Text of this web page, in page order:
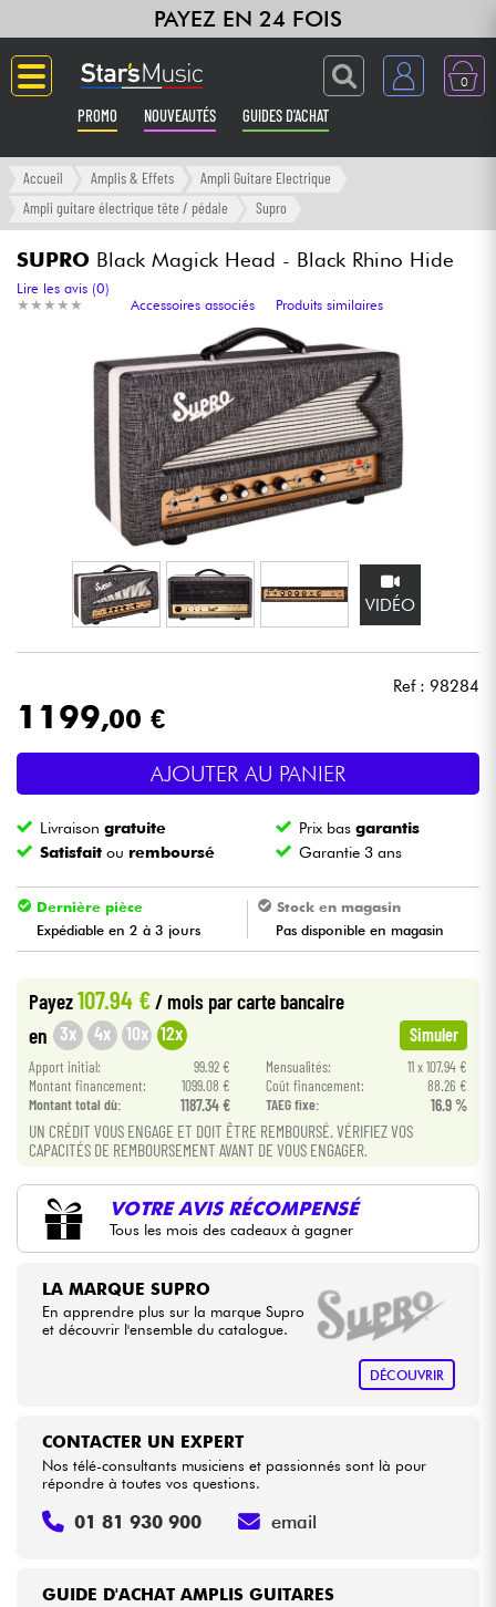
PAYEZ EN 24 FOIS
0
PROMO NOUVEAUTÉS GUIDES D'ACHAT
Langue
Amplis & Effets
Synthés & Sampleurs
Home Studio
Casques
Micros & HF
Eclairage
Violons & Quatuor
Eveil Musical
Câbles & Access.
HiFi
Packs
Voir nos marques
Accueil Amplis & Effets
Ampli Guitare Electrique
Ampli guitare électrique tête / pédale
Supro
SUPRO Black Magick Head - Black Rhino Hide
★ ★ ★ ★ ★
★ ★ ★ ★ ★
Lire les avis (0)
Accessoires associés
Produits similaires
VIDÉO
Ref : 98284
1199,00 €
AJOUTER AU PANIER
Livraisongratuite Prix basgarantis
Satisfait ou remboursé Garantie 3 ans
Dernière pièce
Expédiable en 2 à 3 jours
Stock en magasin
Pas disponible en magasin
Payez107.94 €/ mois par carte bancaire
en 3x 4x 10x 12x Simuler
Apport initial: 99.92 € Mensualités:
11 x 107.94 €
Montant financement:
1099.08 € Coût financement:
88.26 €
Montant total dù:
1187.34 € TAEG fixe: 16.9 %
UN CRÉDIT VOUS ENGAGE ET DOIT ÊTRE REMBOURSÉ. VÉRIFIEZ VOS
CAPACITÉS DE REMBOURSEMENT AVANT DE VOUS ENGAGER.
VOTRE AVIS RÉCOMPENSÉ
Tous les mois des cadeaux à gagner
LA MARQUE SUPRO
En apprendre plus sur la marque Supro
et découvrir l'ensemble du catalogue.
DÉCOUVRIR
GUIDE D'ACHAT AMPLIS GUITARES
CONTACTER UN EXPERT
Nos télé-consultants musiciens et passionnés sont là pour
répondre à toutes vos questions.
01 81 930 900 email